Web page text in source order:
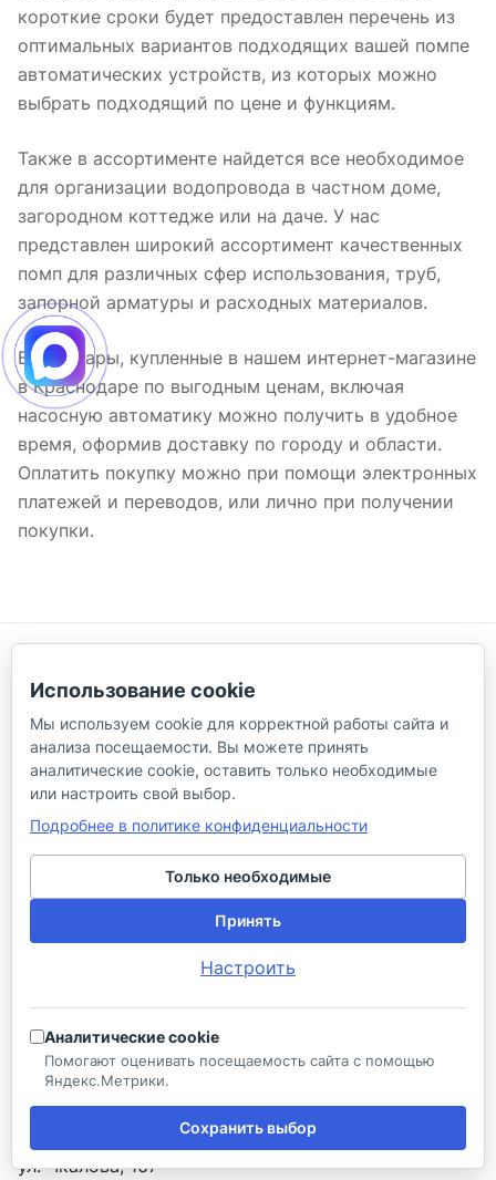
короткие сроки будет предоставлен перечень из
оптимальных вариантов подходящих вашей помпе
автоматических устройств, из которых можно
выбрать подходящий по цене и функциям.
Также в ассортименте найдется все необходимое
для организации водопровода в частном доме,
загородном коттедже или на даче. У нас
представлен широкий ассортимент качественных
помп для различных сфер использования, труб,
запорной арматуры и расходных материалов.
Все товары, купленные в нашем интернет-магазине
в Краснодаре по выгодным ценам, включая
насосную автоматику можно получить в удобное
время, оформив доставку по городу и области.
Оплатить покупку можно при помощи электронных
платежей и переводов, или лично при получении
покупки.
Подписаться
Интернет-магазин
Компания
Информация
Контакты
+7 (800) 100-77-05
info@aquatehnik.com
г. Краснодар (Центр),
ул. Чкалова, 167
Использование cookie
Мы используем cookie для корректной работы сайта и
анализа посещаемости. Вы можете принять
аналитические cookie, оставить только необходимые
или настроить свой выбор.
Подробнее в политике конфиденциальности
Только необходимые
Принять
Настроить
Аналитические cookie
Помогают оценивать посещаемость сайта с помощью
Яндекс.Метрики.
Сохранить выбор